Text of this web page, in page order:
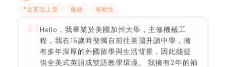
*全英語上堂 嚴格 有耐性
Hello，我畢業於美國加州大學，主修機械工
程，我在16歲時便獨自前往美國升讀中學，擁
有多年深厚的外國留學與生活背景，因此能提
供全美式英語或雙語教學環境。 我擁有2年的補